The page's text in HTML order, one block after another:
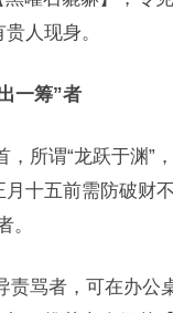
人现身。
一筹”者
，所谓“龙跃于渊”
月十五前需防破财
。
责骂者，可在办公